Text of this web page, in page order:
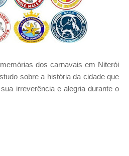
dos carnavais em Niterói
sobre a história da cidade que
irreverência e alegria durante o